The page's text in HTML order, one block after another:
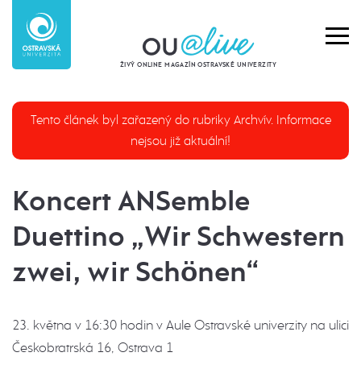
ŽIVÝ ONLINE MAGAZÍN OSTRAVSKÉ UNIVERZITY
Tento článek byl zařazený do rubriky Archvív. Informace
nejsou již aktuální!
Koncert ANSemble
Duettino „Wir Schwestern
zwei, wir Schönen“
23. května v 16:30 hodin v Aule Ostravské univerzity na ulici
Českobratrská 16, Ostrava 1